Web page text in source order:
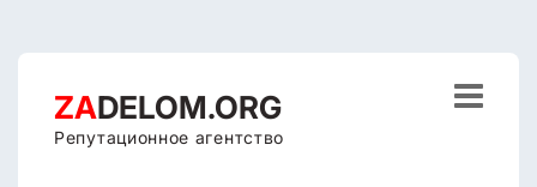
ZADELOM.ORG
Репутационное агентство
